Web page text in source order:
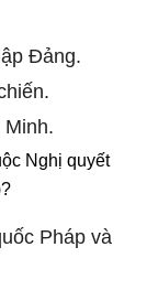
Đảng.
Minh.
Nghị quyết
Pháp và